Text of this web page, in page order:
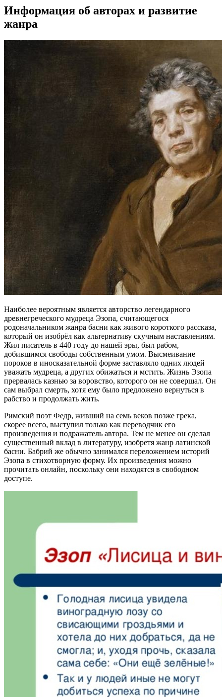
Информация об авторах и развитие
жанра
Наиболее вероятным является авторство легендарного
древнегреческого мудреца Эзопа, считающегося
родоначальником жанра басни как живого короткого рассказа,
который он изобрёл как альтернативу скучным наставлениям.
Жил писатель в 440 году до нашей эры, был рабом,
добившимся свободы собственным умом. Высмеивание
пороков в иносказательной форме заставляло одних людей
уважать мудреца, а других обижаться и мстить. Жизнь Эзопа
прервалась казнью за воровство, которого он не совершал. Он
сам выбрал смерть, хотя ему было предложено вернуться в
рабство и продолжать жить.
Римский поэт Федр, живший на семь веков позже грека,
скорее всего, выступил только как переводчик его
произведения и подражатель автора. Тем не менее он сделал
существенный вклад в литературу, изобретя жанр латинской
басни. Бабрий же обычно занимался переложением историй
Эзопа в стихотворную форму. Их произведения можно
прочитать онлайн, поскольку они находятся в свободном
доступе.